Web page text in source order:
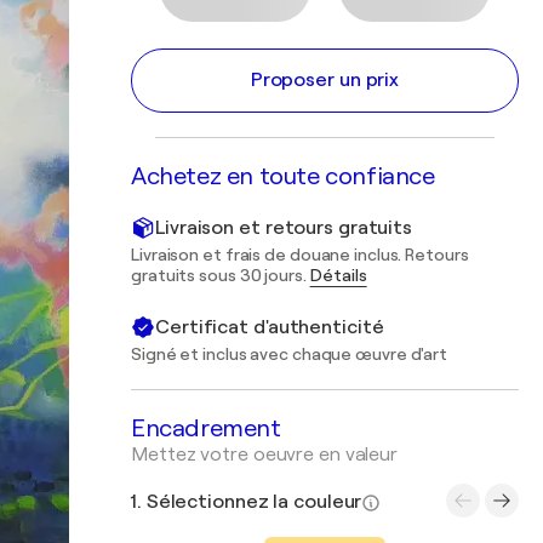
Proposer un prix
Achetez en toute confiance
Livraison et retours gratuits
Livraison et frais de douane inclus. Retours
gratuits sous 30 jours. Détails
Certificat d'authenticité
Signé et inclus avec chaque œuvre d'art
Encadrement
Mettez votre oeuvre en valeur
1. Sélectionnez la couleur